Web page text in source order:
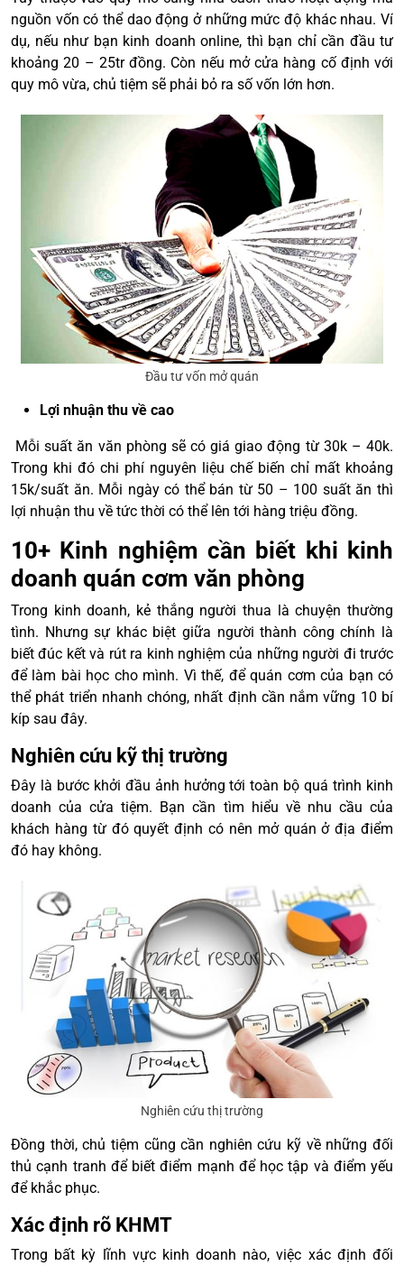
nguồn vốn có thể dao động ở những mức độ khác nhau. Ví
dụ, nếu như bạn kinh doanh online, thì bạn chỉ cần đầu tư
khoảng 20 – 25tr đồng. Còn nếu mở cửa hàng cố định với
quy mô vừa, chủ tiệm sẽ phải bỏ ra số vốn lớn hơn.
Đầu tư vốn mở quán
Lợi nhuận thu về cao
Mỗi suất ăn văn phòng sẽ có giá giao động từ 30k – 40k.
Trong khi đó chi phí nguyên liệu chế biến chỉ mất khoảng
15k/suất ăn. Mỗi ngày có thể bán từ 50 – 100 suất ăn thì
lợi nhuận thu về tức thời có thể lên tới hàng triệu đồng.
10+ Kinh nghiệm cần biết khi kinh
doanh quán cơm văn phòng
Trong kinh doanh, kẻ thắng người thua là chuyện thường
tình. Nhưng sự khác biệt giữa người thành công chính là
biết đúc kết và rút ra kinh nghiệm của những người đi trước
để làm bài học cho mình. Vì thế, để quán cơm của bạn có
thể phát triển nhanh chóng, nhất định cần nắm vững 10 bí
kíp sau đây.
Nghiên cứu kỹ thị trường
Đây là bước khởi đầu ảnh hưởng tới toàn bộ quá trình kinh
doanh của cửa tiệm. Bạn cần tìm hiểu về nhu cầu của
khách hàng từ đó quyết định có nên mở quán ở địa điểm
đó hay không.
Nghiên cứu thị trường
Đồng thời, chủ tiệm cũng cần nghiên cứu kỹ về những đối
thủ cạnh tranh để biết điểm mạnh để học tập và điểm yếu
để khắc phục.
Xác định rõ KHMT
Trong bất kỳ lĩnh vực kinh doanh nào, việc xác định đối